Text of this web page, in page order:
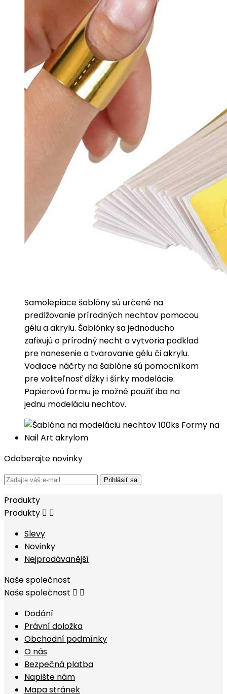
Samolepiace šablóny sú určené na
predlžovanie prírodných nechtov pomocou
gélu a akrylu. Šablónky sa jednoducho
zafixujú o prírodný necht a vytvoria podklad
pre nanesenie a tvarovanie gélu či akrylu.
Vodiace náčrty na šablóne sú pomocníkom
pre voliteľnosť dĺžky i šírky modelácie.
Papierovú formu je možné použiť iba na
jednu modeláciu nechtov.
Odoberajte novinky
Prihlásiť sa
Produkty
Produkty  
Slevy
Novinky
Nejprodávanější
Naše společnost
Naše společnost  
Dodání
Právní doložka
Obchodní podmínky
O nás
Bezpečná platba
Napište nám
Mapa stránek